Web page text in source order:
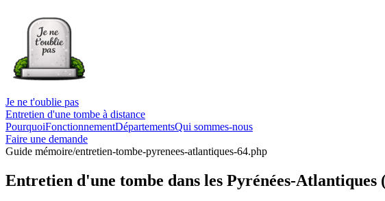
Je ne t'oublie pas
Entretien d'une tombe à distance
PourquoiFonctionnementDépartementsQui sommes-nous
Faire une demande
Guide mémoire/entretien-tombe-pyrenees-atlantiques-64.php
Entretien d'une tombe dans les Pyrénées-Atlantiques